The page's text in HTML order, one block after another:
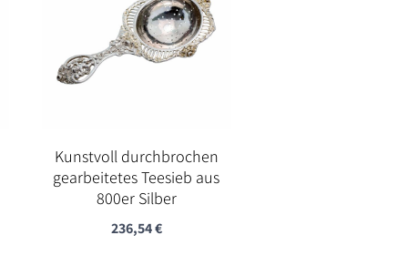
Kunstvoll durchbrochen
gearbeitetes Teesieb aus
800er Silber
236,54€